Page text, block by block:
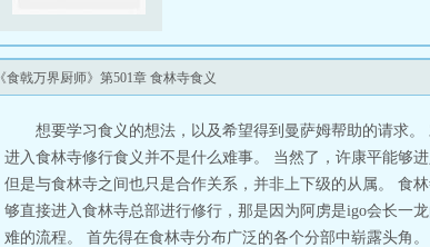
《食戟万界厨师》第501章 食林寺食义
想要学习食义的想法，以及希望得到曼萨姆帮助的请求
进入食林寺修行食义并不是什么难事。 当然了，许康平能够
但是与食林寺之间也只是合作关系，并非上下级的从属。 食
够直接进入食林寺总部进行修行，那是因为阿虏是igo会长一
难的流程。 首先得在食林寺分布广泛的各个分部中崭露头角